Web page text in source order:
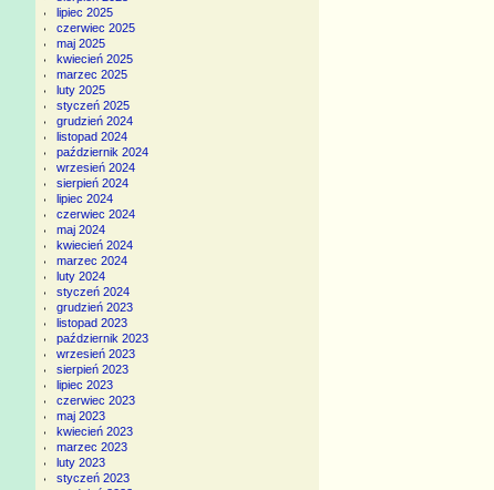
lipiec 2025
czerwiec 2025
maj 2025
kwiecień 2025
marzec 2025
luty 2025
styczeń 2025
grudzień 2024
listopad 2024
październik 2024
wrzesień 2024
sierpień 2024
lipiec 2024
czerwiec 2024
maj 2024
kwiecień 2024
marzec 2024
luty 2024
styczeń 2024
grudzień 2023
listopad 2023
październik 2023
wrzesień 2023
sierpień 2023
lipiec 2023
czerwiec 2023
maj 2023
kwiecień 2023
marzec 2023
luty 2023
styczeń 2023